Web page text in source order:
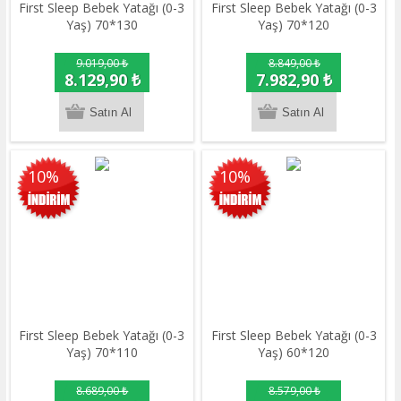
First Sleep Bebek Yatağı (0-3
Yaş) 70*130
9.019,00 ₺
8.129,90 ₺
First Sleep Bebek Yatağı (0-3
Yaş) 70*120
8.849,00 ₺
7.982,90 ₺
10%
First Sleep Bebek Yatağı (0-3
Yaş) 70*110
8.689,00 ₺
10%
First Sleep Bebek Yatağı (0-3
Yaş) 60*120
8.579,00 ₺